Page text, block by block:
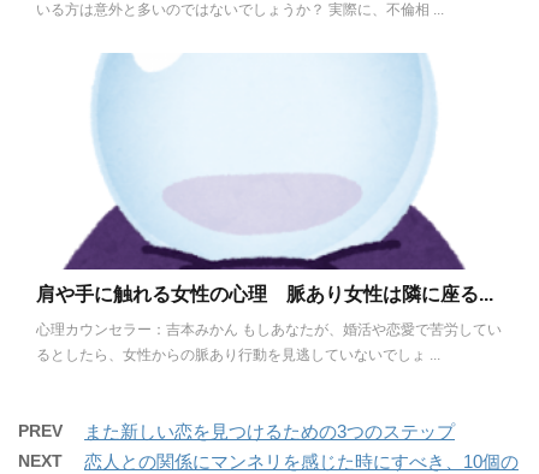
いる方は意外と多いのではないでしょうか？ 実際に、不倫相 ...
肩や手に触れる女性の心理 脈あり女性は隣に座る...
心理カウンセラー：吉本みかん もしあなたが、婚活や恋愛で苦労してい
るとしたら、女性からの脈あり行動を見逃していないでしょ ...
PREV また新しい恋を見つけるための3つのステップ
NEXT
恋人との関係にマンネリを感じた時にすべき、10個の